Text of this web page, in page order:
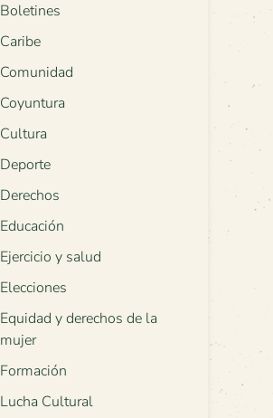
Boletines
Caribe
Comunidad
Coyuntura
Cultura
Deporte
Derechos
Educación
Ejercicio y salud
Elecciones
Equidad y derechos de la
mujer
Formación
Lucha Cultural